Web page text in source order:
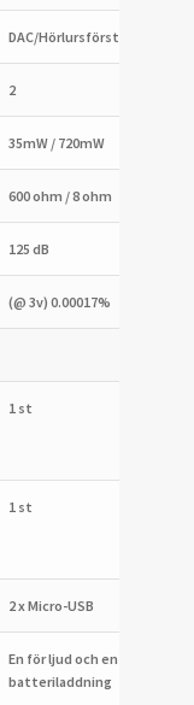
DAC/Hörlursförstärkare
2
35mW / 720mW
600 ohm / 8 ohm
125 dB
(@ 3v) 0.00017%
1 st
1 st
2 x Micro-USB
En för ljud och en för
batteriladdning